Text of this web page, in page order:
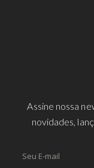
Assine nossa
novidades,